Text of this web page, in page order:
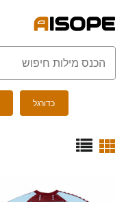
כדורגל